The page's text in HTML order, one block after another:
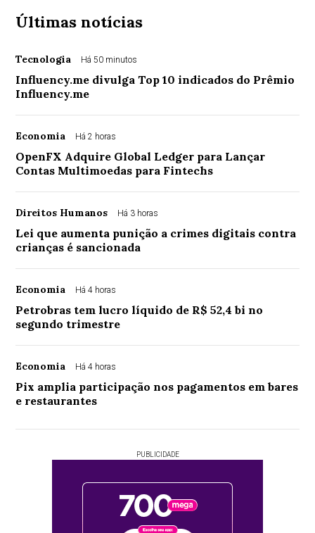
Últimas notícias
Tecnologia Há 50 minutos
Influency.me divulga Top 10 indicados do Prêmio
Influency.me
Economia Há 2 horas
OpenFX Adquire Global Ledger para Lançar
Contas Multimoedas para Fintechs
Direitos Humanos Há 3 horas
Lei que aumenta punição a crimes digitais contra
crianças é sancionada
Economia Há 4 horas
Petrobras tem lucro líquido de R$ 52,4 bi no
segundo trimestre
Economia Há 4 horas
Pix amplia participação nos pagamentos em bares
e restaurantes
PUBLICIDADE